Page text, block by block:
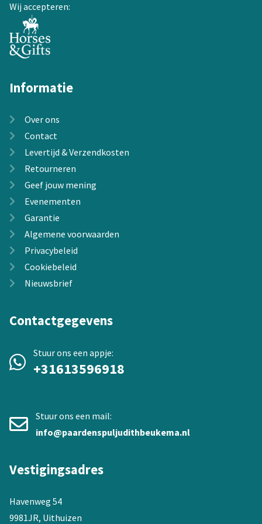
Wij accepteren:
Informatie
Over ons
Contact
Levertijd & Verzendkosten
Retourneren
Geef jouw mening
Evenementen
Garantie
Algemene voorwaarden
Privacybeleid
Cookiebeleid
Nieuwsbrief
Contactgegevens
Stuur ons een appje:
+31613596918
Stuur ons een mail:
info@paardenspuljudithbeukema.nl
Vestigingsadres
Havenweg 54
9981JR, Uithuizen